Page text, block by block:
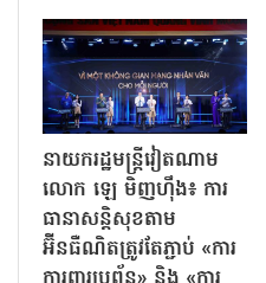
នាយករដ្ឋមន្ត្រីវៀតណាម
លោក ឡេ មិញហ៊ឹង៖ ការ
ធានាសន្តិសុខតាម
អ៊ីនធឺណិតត្រូវតែភ្ជាប់ «ការ